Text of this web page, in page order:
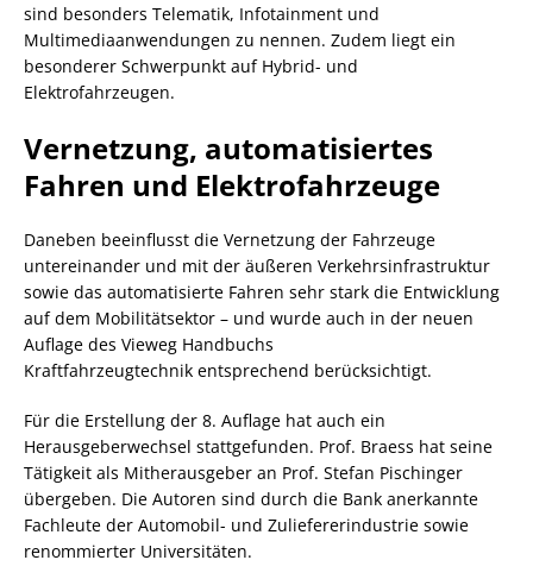
sind besonders Telematik, Infotainment und
Multimediaanwendungen zu nennen. Zudem liegt ein
besonderer Schwerpunkt auf Hybrid- und
Elektrofahrzeugen.
Vernetzung, automatisiertes
Fahren und Elektrofahrzeuge
Daneben beeinflusst die Vernetzung der Fahrzeuge
untereinander und mit der äußeren Verkehrsinfrastruktur
sowie das automatisierte Fahren sehr stark die Entwicklung
auf dem Mobilitätsektor – und wurde auch in der neuen
Auflage des Vieweg Handbuchs
Kraftfahrzeugtechnik entsprechend berücksichtigt.
Für die Erstellung der 8. Auflage hat auch ein
Herausgeberwechsel stattgefunden. Prof. Braess hat seine
Tätigkeit als Mitherausgeber an Prof. Stefan Pischinger
übergeben. Die Autoren sind durch die Bank anerkannte
Fachleute der Automobil- und Zuliefererindustrie sowie
renommierter Universitäten.